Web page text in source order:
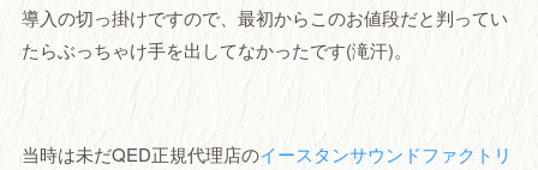
導入の切っ掛けですので、最初からこのお値段だと判ってい
たらぶっちゃけ手を出してなかったです(滝汗)。
当時は未だQED正規代理店のイースタンサウンドファクトリ